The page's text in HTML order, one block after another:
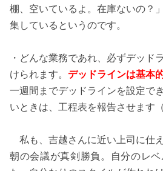
棚、空いているよ。在庫ないの？
集しているというのです。
・どんな業務であれ、必ずデッド
けられます。 デッドラインは基本
一週間までデッドラインを設定で
いときは、工程表を報告させます（
私も、吉越さんに近い上司に仕
朝の会議が真剣勝負。自分のレ